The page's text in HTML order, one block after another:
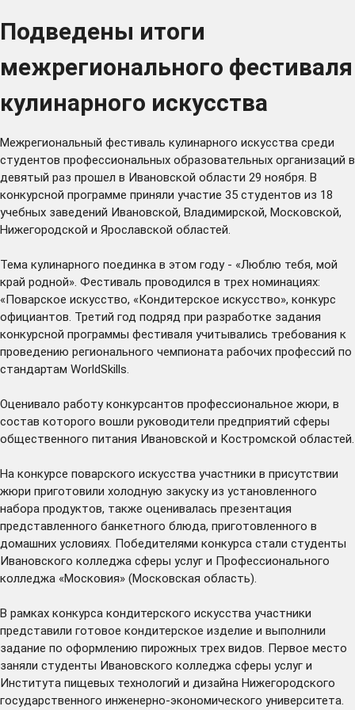
Подведены итоги
межрегионального фестиваля
кулинарного искусства
Межрегиональный фестиваль кулинарного искусства среди
студентов профессиональных образовательных организаций в
девятый раз прошел в Ивановской области 29 ноября. В
конкурсной программе приняли участие 35 студентов из 18
учебных заведений Ивановской, Владимирской, Московской,
Нижегородской и Ярославской областей.
Тема кулинарного поединка в этом году - «Люблю тебя, мой
край родной». Фестиваль проводился в трех номинациях:
«Поварское искусство, «Кондитерское искусство», конкурс
официантов. Третий год подряд при разработке задания
конкурсной программы фестиваля учитывались требования к
проведению регионального чемпионата рабочих профессий по
стандартам WorldSkills.
Оценивало работу конкурсантов профессиональное жюри, в
состав которого вошли руководители предприятий сферы
общественного питания Ивановской и Костромской областей.
На конкурсе поварского искусства участники в присутствии
жюри приготовили холодную закуску из установленного
набора продуктов, также оценивалась презентация
представленного банкетного блюда, приготовленного в
домашних условиях. Победителями конкурса стали студенты
Ивановского колледжа сферы услуг и Профессионального
колледжа «Московия» (Московская область).
В рамках конкурса кондитерского искусства участники
представили готовое кондитерское изделие и выполнили
задание по оформлению пирожных трех видов. Первое место
заняли студенты Ивановского колледжа сферы услуг и
Института пищевых технологий и дизайна Нижегородского
государственного инженерно-экономического университета.